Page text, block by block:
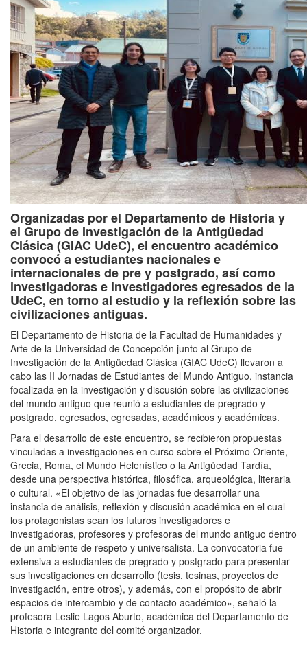
Organizadas por el Departamento de Historia y
el Grupo de Investigación de la Antigüedad
Clásica (GIAC UdeC), el encuentro académico
convocó a estudiantes nacionales e
internacionales de pre y postgrado, así como
investigadoras e investigadores egresados de la
UdeC, en torno al estudio y la reflexión sobre las
civilizaciones antiguas.
El Departamento de Historia de la Facultad de Humanidades y
Arte de la Universidad de Concepción junto al Grupo de
Investigación de la Antigüedad Clásica (GIAC UdeC) llevaron a
cabo las II Jornadas de Estudiantes del Mundo Antiguo, instancia
focalizada en la investigación y discusión sobre las civilizaciones
del mundo antiguo que reunió a estudiantes de pregrado y
postgrado, egresados, egresadas, académicos y académicas.
Para el desarrollo de este encuentro, se recibieron propuestas
vinculadas a investigaciones en curso sobre el Próximo Oriente,
Grecia, Roma, el Mundo Helenístico o la Antigüedad Tardía,
desde una perspectiva histórica, filosófica, arqueológica, literaria
o cultural. «El objetivo de las jornadas fue desarrollar una
instancia de análisis, reflexión y discusión académica en el cual
los protagonistas sean los futuros investigadores e
investigadoras, profesores y profesoras del mundo antiguo dentro
de un ambiente de respeto y universalista. La convocatoria fue
extensiva a estudiantes de pregrado y postgrado para presentar
sus investigaciones en desarrollo (tesis, tesinas, proyectos de
investigación, entre otros), y además, con el propósito de abrir
espacios de intercambio y de contacto académico», señaló la
profesora Leslie Lagos Aburto, académica del Departamento de
Historia e integrante del comité organizador.